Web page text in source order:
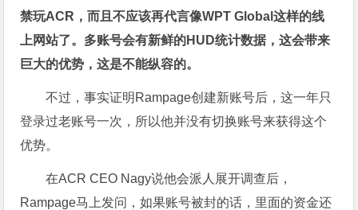
禁玩ACR，而且不应该再代言像WPT Global这样的线
上网站了。多账号会有新鲜的HUD统计数据，这会带来
巨大的优势，这是不能纵容的。
不过，事实证明Rampage创建新账号后，这一年只
登录过老账号一次，所以他并没有切换账号来获得这个
优势。
在ACR CEO Nagy说他会派人展开调查后，
Rampage马上发问，如果账号被封的话，里面的资金还